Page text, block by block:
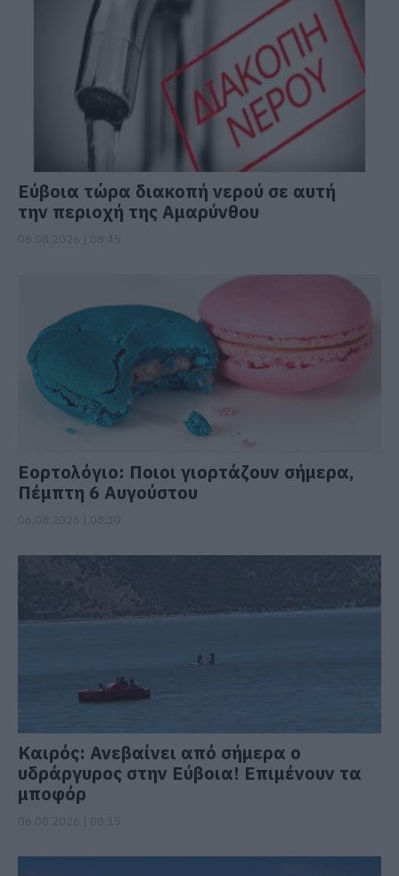
Εύβοια τώρα διακοπή νερού σε αυτή
την περιοχή της Αμαρύνθου
Εορτολόγιο: Ποιοι γιορτάζουν σήμερα,
Πέμπτη 6 Αυγούστου
Καιρός: Ανεβαίνει από σήμερα ο
υδράργυρος στην Εύβοια! Επιμένουν τα
μποφόρ